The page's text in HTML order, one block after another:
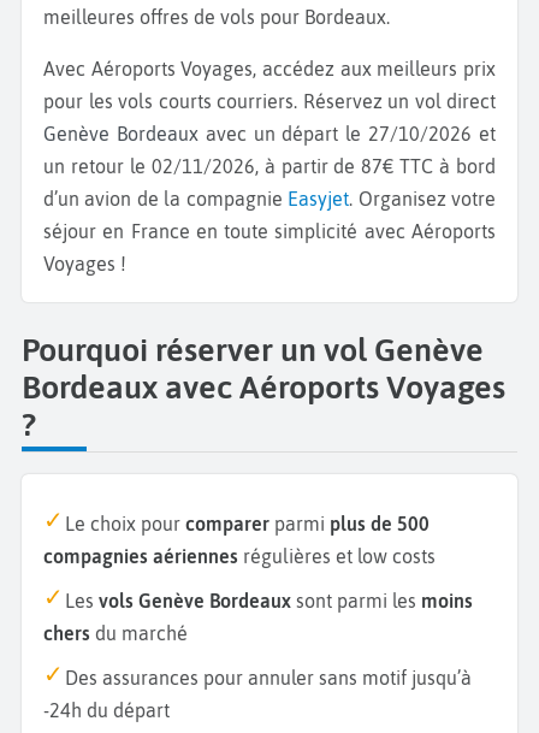
meilleures offres de vols pour Bordeaux.
Avec Aéroports Voyages, accédez aux meilleurs prix
pour les vols courts courriers. Réservez un vol direct
Genève Bordeaux avec un départ le 27/10/2026 et
un retour le 02/11/2026, à partir de 87€ TTC à bord
d’un avion de la compagnie Easyjet. Organisez votre
séjour en France en toute simplicité avec Aéroports
Voyages !
Pourquoi réserver un vol Genève
Bordeaux avec Aéroports Voyages
?
Le choix pour comparer parmi plus de 500
compagnies aériennes régulières et low costs
Les vols Genève Bordeaux sont parmi les moins
chers du marché
Des assurances pour annuler sans motif jusqu’à
-24h du départ